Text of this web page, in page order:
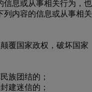
信息或从事相关行为，也
列内容的信息或从事相关
覆国家政权，破坏国家
族团结的；
建迷信的；